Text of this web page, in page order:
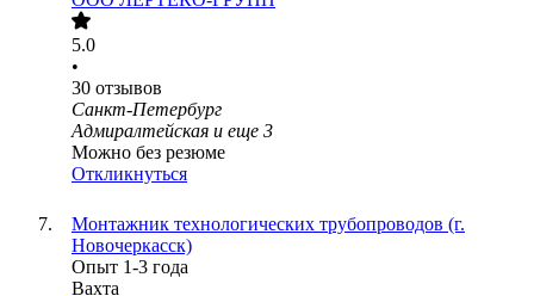
5.0
•
30 отзывов
Санкт-Петербург
Адмиралтейская и еще 3
Можно без резюме
Откликнуться
Монтажник технологических трубопроводов (г.
Новочеркасск)
Опыт 1-3 года
Вахта